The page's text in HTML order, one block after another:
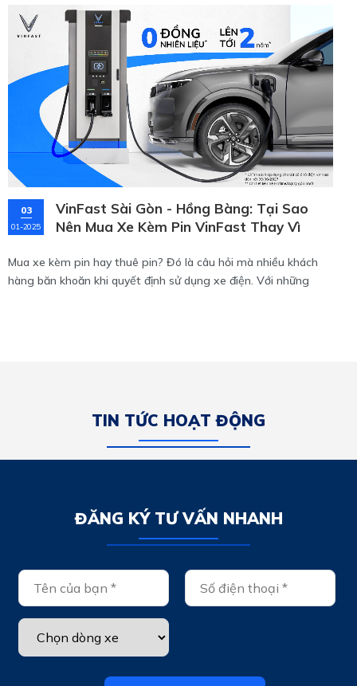
mang đến chương trình ưu đãi đặc biệt mang tên "Tết Tri Ân –
Miễn Phí Nhiên Liệu Đến 2027" dành riêng cho các dòng xe ô
03
01-2025
VinFast Sài Gòn - Hồng Bàng: Tại Sao
Nên Mua Xe Kèm Pin VinFast Thay Vì
Mua xe kèm pin hay thuê pin? Đó là câu hỏi mà nhiều khách
hàng băn khoăn khi quyết định sử dụng xe điện. Với những
TIN TỨC HOẠT ĐỘNG
ĐĂNG KÝ TƯ VẤN NHANH